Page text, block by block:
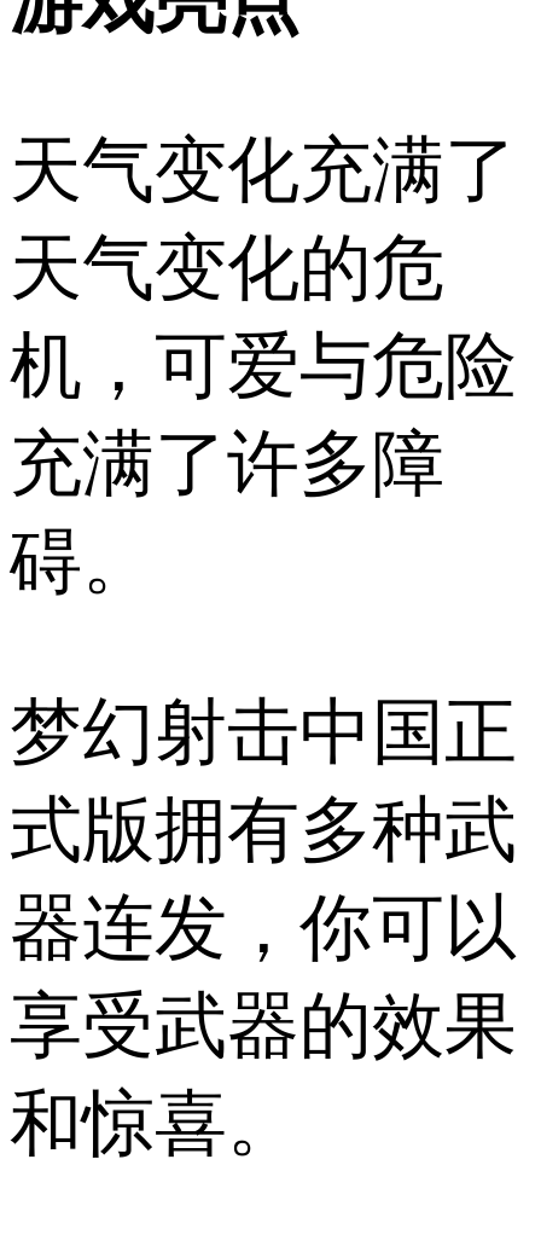
天气变化充满了
天气变化的危
机，可爱与危险
充满了许多障
碍。
梦幻射击中国正
式版拥有多种武
器连发，你可以
享受武器的效果
和惊喜。